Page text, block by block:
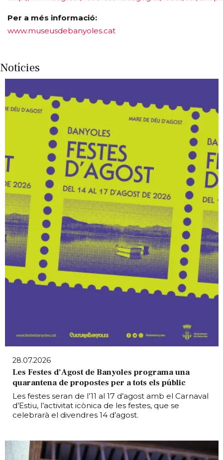
Per a més informació:
www.museusdebanyoles.cat
Notícies
28.07.2026
Les Festes d’Agost de Banyoles programa una
quarantena de propostes per a tots els públic
Les festes seran de l’11 al 17 d’agost amb el Carnaval
d’Estiu, l’activitat icònica de les festes, que se
celebrarà el divendres 14 d’agost.